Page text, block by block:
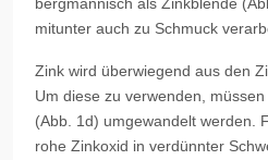
mitunter auch zu Schmuck
Zink wird überwiegend aus den
Um diese zu verwenden,
(Abb. 1d) umgewandelt werden.
rohe Zinkoxid in verdünnter